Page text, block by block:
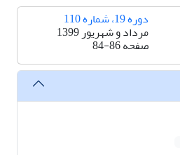
دوره 19، شماره 110
مرداد و شهریور 1399
صفحه84-86